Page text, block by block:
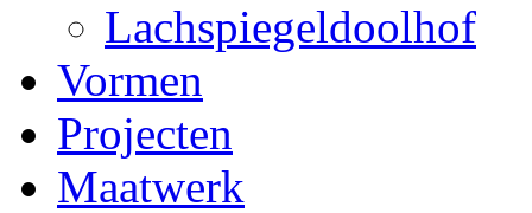
Lachspiegeldoolhof
Vormen
Projecten
Maatwerk